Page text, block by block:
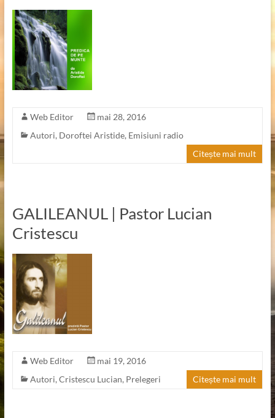
Web Editor
mai 28, 2016
Autori, Doroftei Aristide, Emisiuni radio
Citește mai mult
GALILEANUL | Pastor Lucian
Cristescu
Web Editor
mai 19, 2016
Autori, Cristescu Lucian, Prelegeri Citește mai mult